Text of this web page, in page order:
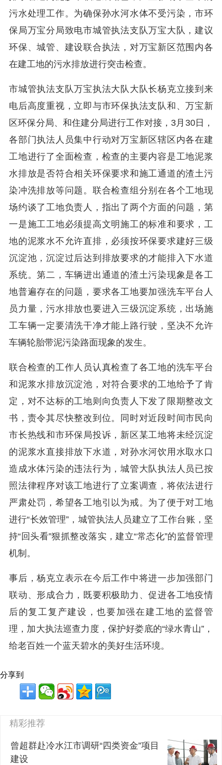
污水处理工作。为确保孙水河水体不受污染，市环
保局万宝分局致电市城管执法支队万宝大队，建议
环保、城管、建设联合执法，对万宝新区范围内各
在建工地的污水排放进行突击检查。
市城管执法支队万宝执法大队大队长杨克立接到来
电后高度重视，立即与市环保执法支队和、万宝新
区环保分局、和住建分局进行工作对接，3月30日，
各部门执法人员集中行动对万宝新区辖区内各在建
工地进行了全面检查，检查的主要内容是工地泥浆
水排放是否符合相关环保要求和施工通道的渣土污
染冲洗排放等问题。联合检查组分别在各个工地现
场约谈了工地负责人，指出了两个方面的问题，第
一是施工工地必须提高文明施工的标准和要求，工
地的泥浆水不允许直排，必须按环保要求建好三级
沉淀池，沉淀过后达到排放要求的才能排入下水道
系统。第二，车辆进出通道的渣土污染现象是各工
地普遍存在的问题，要求各工地要加强洗车平台人
员力量，污水排放也要进入三级沉淀系统，出场施
工车辆一定要清洗干净才能上路行驶，坚决不允许
车辆轮胎带泥污染路面现象的发生。
联合检查的工作人员认真检查了各工地的洗车平台
和泥浆水排放沉淀池，对符合要求的工地给予了肯
定，对不达标的工地则向负责人下发了限期整改文
书，责令其尽快整改到位。同时对近段时间市民向
市长热线和市环保局投诉，新区某工地将未经沉淀
的泥浆水直接排放下水道，对孙水河饮用水取水口
造成水体污染的违法行为，城管大队执法人员已按
照法律程序对该工地进行了立案调查，将依法进行
严肃处罚，希望各工地引以为戒。为了便于对工地
进行“长效管理”，城管执法人员建立了工作台账，坚
持“回头看”狠抓整改落实，建立“常态化”的监督管理
机制。
事后，杨克立表示在今后工作中将进一步加强部门
联动、形成合力，既要积极助力、促进各工地疫情
后的复工复产建设，也要加强在建工地的监督管
理，加大执法巡查力度，保护好娄底的“绿水青山”，
给老百姓一个蓝天碧水的美好生活环境。
分享到
精彩推荐
曾超群赴冷水江市调研“四类资金”项目
建设